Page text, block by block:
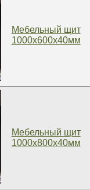
Мебельный щит
1000x600x40мм
Мебельный щит
1000x800x40мм